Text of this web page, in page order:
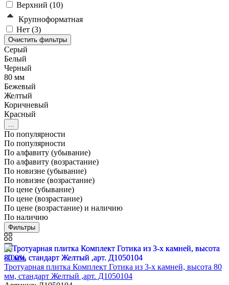
Верхний (10)
Крупноформатная
Нет (3)
Серый
Белый
Черный
80 мм
Бежевый
Желтый
Коричневый
Красный
...
По популярности
По популярности
По алфавиту (убывание)
По алфавиту (возрастание)
По новизне (убывание)
По новизне (возрастание)
По цене (убывание)
По цене (возрастание)
По цене (возрастание) и наличию
По наличию
Фильтры
-100%
Тротуарная плитка Комплект Готика из 3-х камней, высота 80
мм, стандарт Желтый ,арт. Д1050104